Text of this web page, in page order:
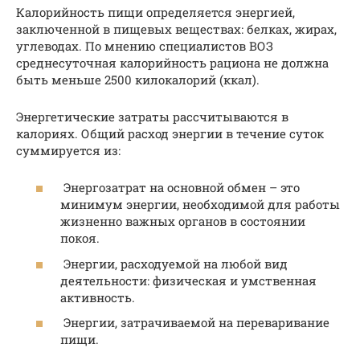
Калорийность пищи определяется энергией,
заключенной в пищевых веществах: белках, жирах,
углеводах. По мнению специалистов ВОЗ
среднесуточная калорийность рациона не должна
быть меньше 2500 килокалорий (ккал).
Энергетические затраты рассчитываются в
калориях. Общий расход энергии в течение суток
суммируется из:
Энергозатрат на основной обмен – это
минимум энергии, необходимой для работы
жизненно важных органов в состоянии
покоя.
Энергии, расходуемой на любой вид
деятельности: физическая и умственная
активность.
Энергии, затрачиваемой на переваривание
пищи.